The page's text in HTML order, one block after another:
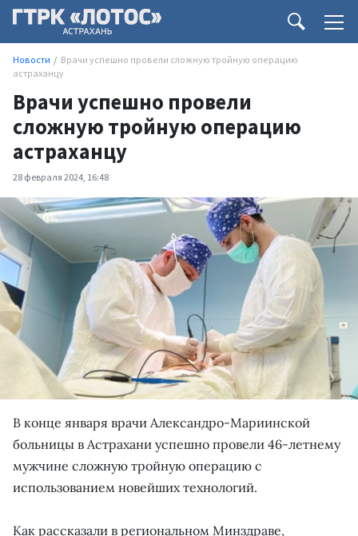
Новости
Врачи успешно провели сложную тройную операцию
астраханцу
Врачи успешно провели
сложную тройную операцию
астраханцу
28 февраля 2024, 16:48
В конце января врачи Александро-Мариинской
больницы в Астрахани успешно провели 46-летнему
мужчине сложную тройную операцию с
использованием новейших технологий.
Как рассказали в региональном Минздраве,